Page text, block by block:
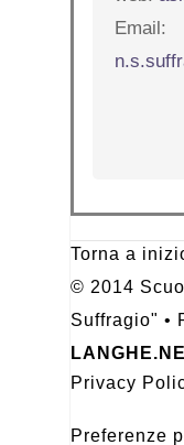
Email:
Torna a
© 2014
Suffragio" •
Privacy
Preferenze